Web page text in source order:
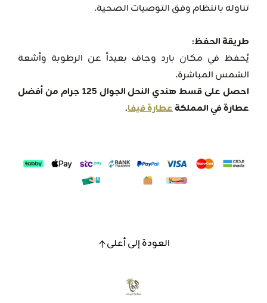
تناوله بانتظام وفق التوصيات الصحية.
طريقة الحفظ:
يُحفظ في مكان بارد وجاف بعيداً عن الرطوبة وأشعة
الشمس المباشرة.
احصل على قسط هندي النحل الجوال 125 جرام من أفضل
عطارة في المملكةعطارة فيفا.
العودة إلى أعلى